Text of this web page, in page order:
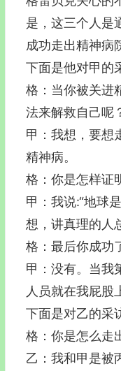
是，这三个人是
成功走出精神病
下面是他对甲的
格：当你被关进
法来解救自己呢
甲：我想，要想
精神病。
格：你是怎样证
甲：我说:“地球
想，讲真理的人
格：最后你成功
甲：没有。当我
人员就在我屁股
下面是对乙的采
格：你是怎么走
乙：我和甲是被